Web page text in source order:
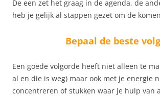
De een zet het graag in de agenda, de
heb je gelijk al stappen gezet om de
Bepaal de beste
Een goede volgorde heeft niet alleen te
al en die is weg) maar ook met je energie
concentreren of stukken waar je hulp